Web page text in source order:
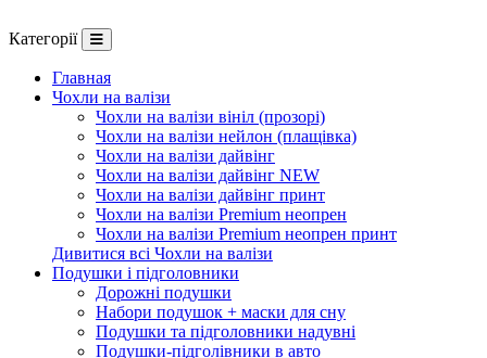
Категорії
Главная
Чохли на валізи
Чохли на валізи вініл (прозорі)
Чохли на валізи нейлон (плащівка)
Чохли на валізи дайвінг
Чохли на валізи дайвінг NEW
Чохли на валізи дайвінг принт
Чохли на валізи Premium неопрен
Чохли на валізи Premium неопрен принт
Дивитися всі Чохли на валізи
Подушки і підголовники
Дорожні подушки
Набори подушок + маски для сну
Подушки та підголовники надувні
Подушки-підголівники в авто